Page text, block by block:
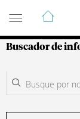
Guía de
Buscador de